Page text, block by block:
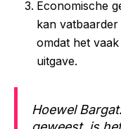
Economische
kan
omdat het
uitgave.
Hoewel